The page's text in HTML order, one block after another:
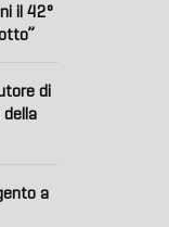
il 42°
di
della
a